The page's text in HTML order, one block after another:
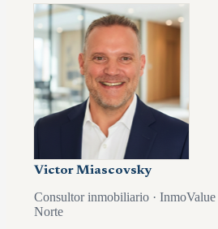
Victor Miascovsky
Consultor inmobiliario ·
Norte